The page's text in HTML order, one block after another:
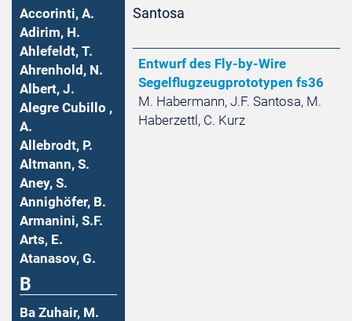
Accorinti, A.
Adirim, H.
Ahlefeldt, T.
Ahrenhold, N.
Albert, J.
Alegre Cubillo ,
A.
Allebrodt, P.
Altmann, S.
Aney, S.
Annighöfer, B.
Armanini, S.F.
Arts, E.
Atanasov, G.
B
Ba Zuhair, M.
Santosa
Entwurf des Fly-by-Wire
Segelflugzeugprototypen fs36
M. Habermann, J.F. Santosa, M.
Haberzettl, C. Kurz